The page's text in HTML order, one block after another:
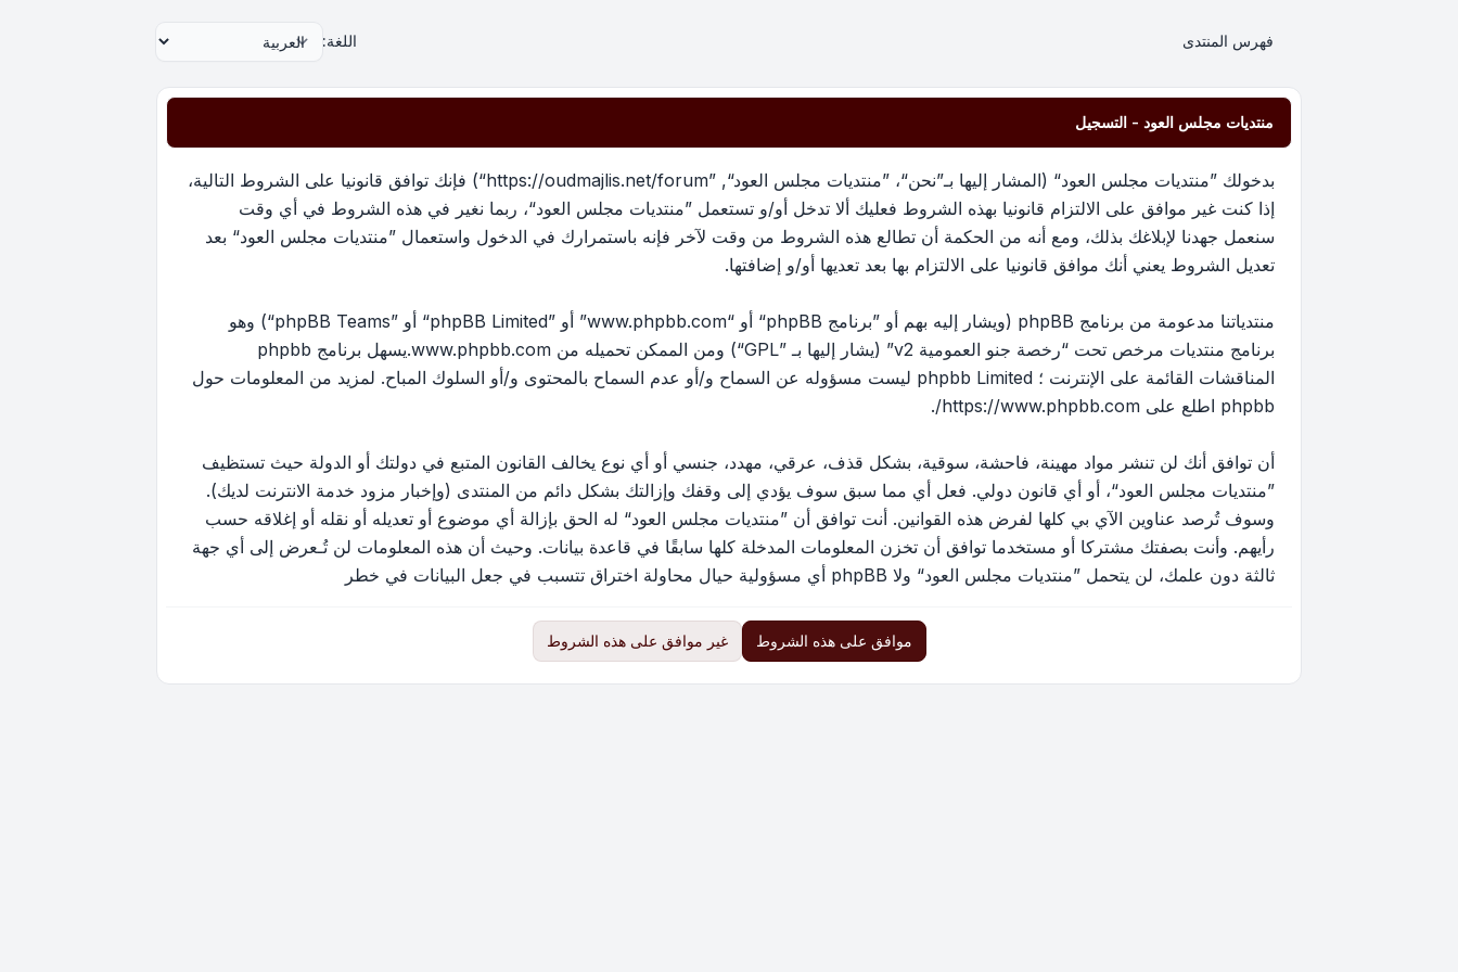
فهرس المنتدى اللغة:
منتديات مجلس العود - التسجيل
بدخولك ”منتديات مجلس العود“ (المشار إليها بـ”نحن“، ”منتديات مجلس العود“, ”https://oudmajlis.net/forum“) فإنك توافق قانونيا على الشروط التالية،
إذا كنت غير موافق على الالتزام قانونيا بهذه الشروط فعليك ألا تدخل أو/و تستعمل ”منتديات مجلس العود“، ربما نغير في هذه الشروط في أي وقت
سنعمل جهدنا لإبلاغك بذلك، ومع أنه من الحكمة أن تطالع هذه الشروط من وقت لآخر فإنه باستمرارك في الدخول واستعمال ”منتديات مجلس العود“ بعد
تعديل الشروط يعني أنك موافق قانونيا على الالتزام بها بعد تعديها أو/و إضافتها.
منتدياتنا مدعومة من برنامج phpBB (ويشار إليه بهم أو ”برنامج phpBB“ أو “www.phpbb.com” أو ”phpBB Limited“ أو ”phpBB Teams“) وهو
برنامج منتديات مرخص تحت “رخصة جنو العمومية v2 ” (يشار إليها بـ ”GPL“) ومن الممكن تحميله من www.phpbb.com
.يسهل برنامج phpbb
المناقشات القائمة على الإنترنت ؛ phpbb Limited ليست مسؤوله عن السماح و/أو عدم السماح بالمحتوى و/أو السلوك المباح. لمزيد من المعلومات حول
phpbb اطلع على
https://www.phpbb.com/
.
أن توافق أنك لن تنشر مواد مهينة، فاحشة، سوقية، بشكل قذف، عرقي، مهدد، جنسي أو أي نوع يخالف القانون المتبع في دولتك أو الدولة حيث تستظيف
”منتديات مجلس العود“، أو أي قانون دولي. فعل أي مما سبق سوف يؤدي إلى وقفك وإزالتك بشكل دائم من المنتدى (وإخبار مزود خدمة الانترنت لديك).
وسوف تُرصد عناوين الآي بي كلها لفرض هذه القوانين. أنت توافق أن ”منتديات مجلس العود“ له الحق بإزالة أي موضوع أو تعديله أو نقله أو إغلاقه حسب
رأيهم. وأنت بصفتك مشتركا أو مستخدما توافق أن تخزن المعلومات المدخلة كلها سابقًا في قاعدة بيانات. وحيث أن هذه المعلومات لن تُـعرض إلى أي جهة
ثالثة دون علمك، لن يتحمل ”منتديات مجلس العود“ ولا phpBB أي مسؤولية حيال محاولة اختراق تتسبب في جعل البيانات في خطر
موافق على هذه الشروط غير موافق على هذه الشروط